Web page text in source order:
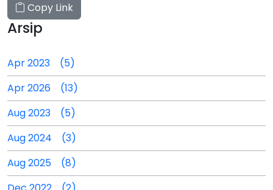
Copy Link
Arsip
Apr 2023 (5)
Apr 2026 (13)
Aug 2023 (5)
Aug 2024 (3)
Aug 2025 (8)